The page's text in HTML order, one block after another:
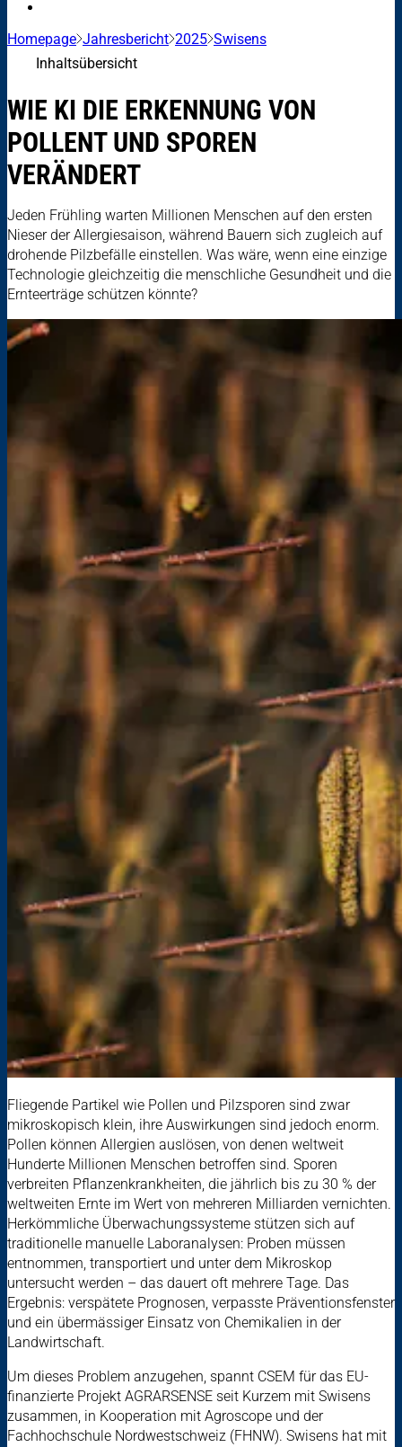
Homepage Jahresbericht 2025 Swisens
Inhaltsübersicht
WIE KI DIE ERKENNUNG VON
POLLENT UND SPOREN
VERÄNDERT
Jeden Frühling warten Millionen Menschen auf den ersten
Nieser der Allergiesaison, während Bauern sich zugleich auf
drohende Pilzbefälle einstellen. Was wäre, wenn eine einzige
Technologie gleichzeitig die menschliche Gesundheit und die
Ernteerträge schützen könnte?
Fliegende Partikel wie Pollen und Pilzsporen sind zwar
mikroskopisch klein, ihre Auswirkungen sind jedoch enorm.
Pollen können Allergien auslösen, von denen weltweit
Hunderte Millionen Menschen betroffen sind. Sporen
verbreiten Pflanzenkrankheiten, die jährlich bis zu 30 % der
weltweiten Ernte im Wert von mehreren Milliarden vernichten.
Herkömmliche Überwachungssysteme stützen sich auf
traditionelle manuelle Laboranalysen: Proben müssen
entnommen, transportiert und unter dem Mikroskop
untersucht werden – das dauert oft mehrere Tage. Das
Ergebnis: verspätete Prognosen, verpasste Präventionsfenster
und ein übermässiger Einsatz von Chemikalien in der
Landwirtschaft.
Um dieses Problem anzugehen, spannt CSEM für das EU-
finanzierte Projekt AGRARSENSE seit Kurzem mit Swisens
zusammen, in Kooperation mit Agroscope und der
Fachhochschule Nordwestschweiz (FHNW). Swisens hat mit